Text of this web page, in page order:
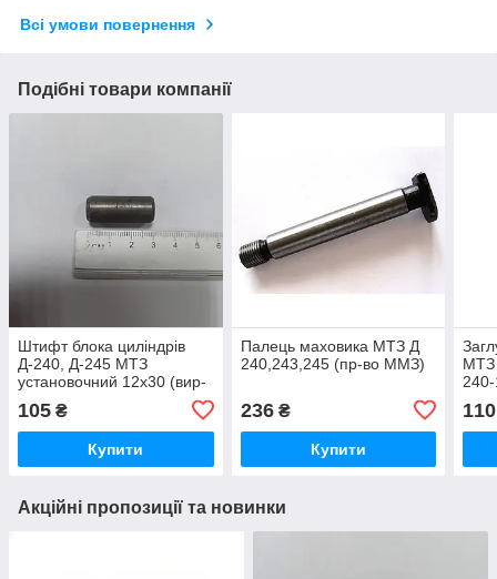
Всі умови повернення
Подібні товари компанії
Штифт блока циліндрів
Д-240, Д-245 МТЗ
установочний 12х30 (вир-
во Україна) 50-1002034 /
50-1002034-А
105 ₴
Купити
Палець маховика МТЗ Д
240,243,245 (пр-во ММЗ)
236₴
Купити
МТЗ
110
Акційні пропозиції та новинки